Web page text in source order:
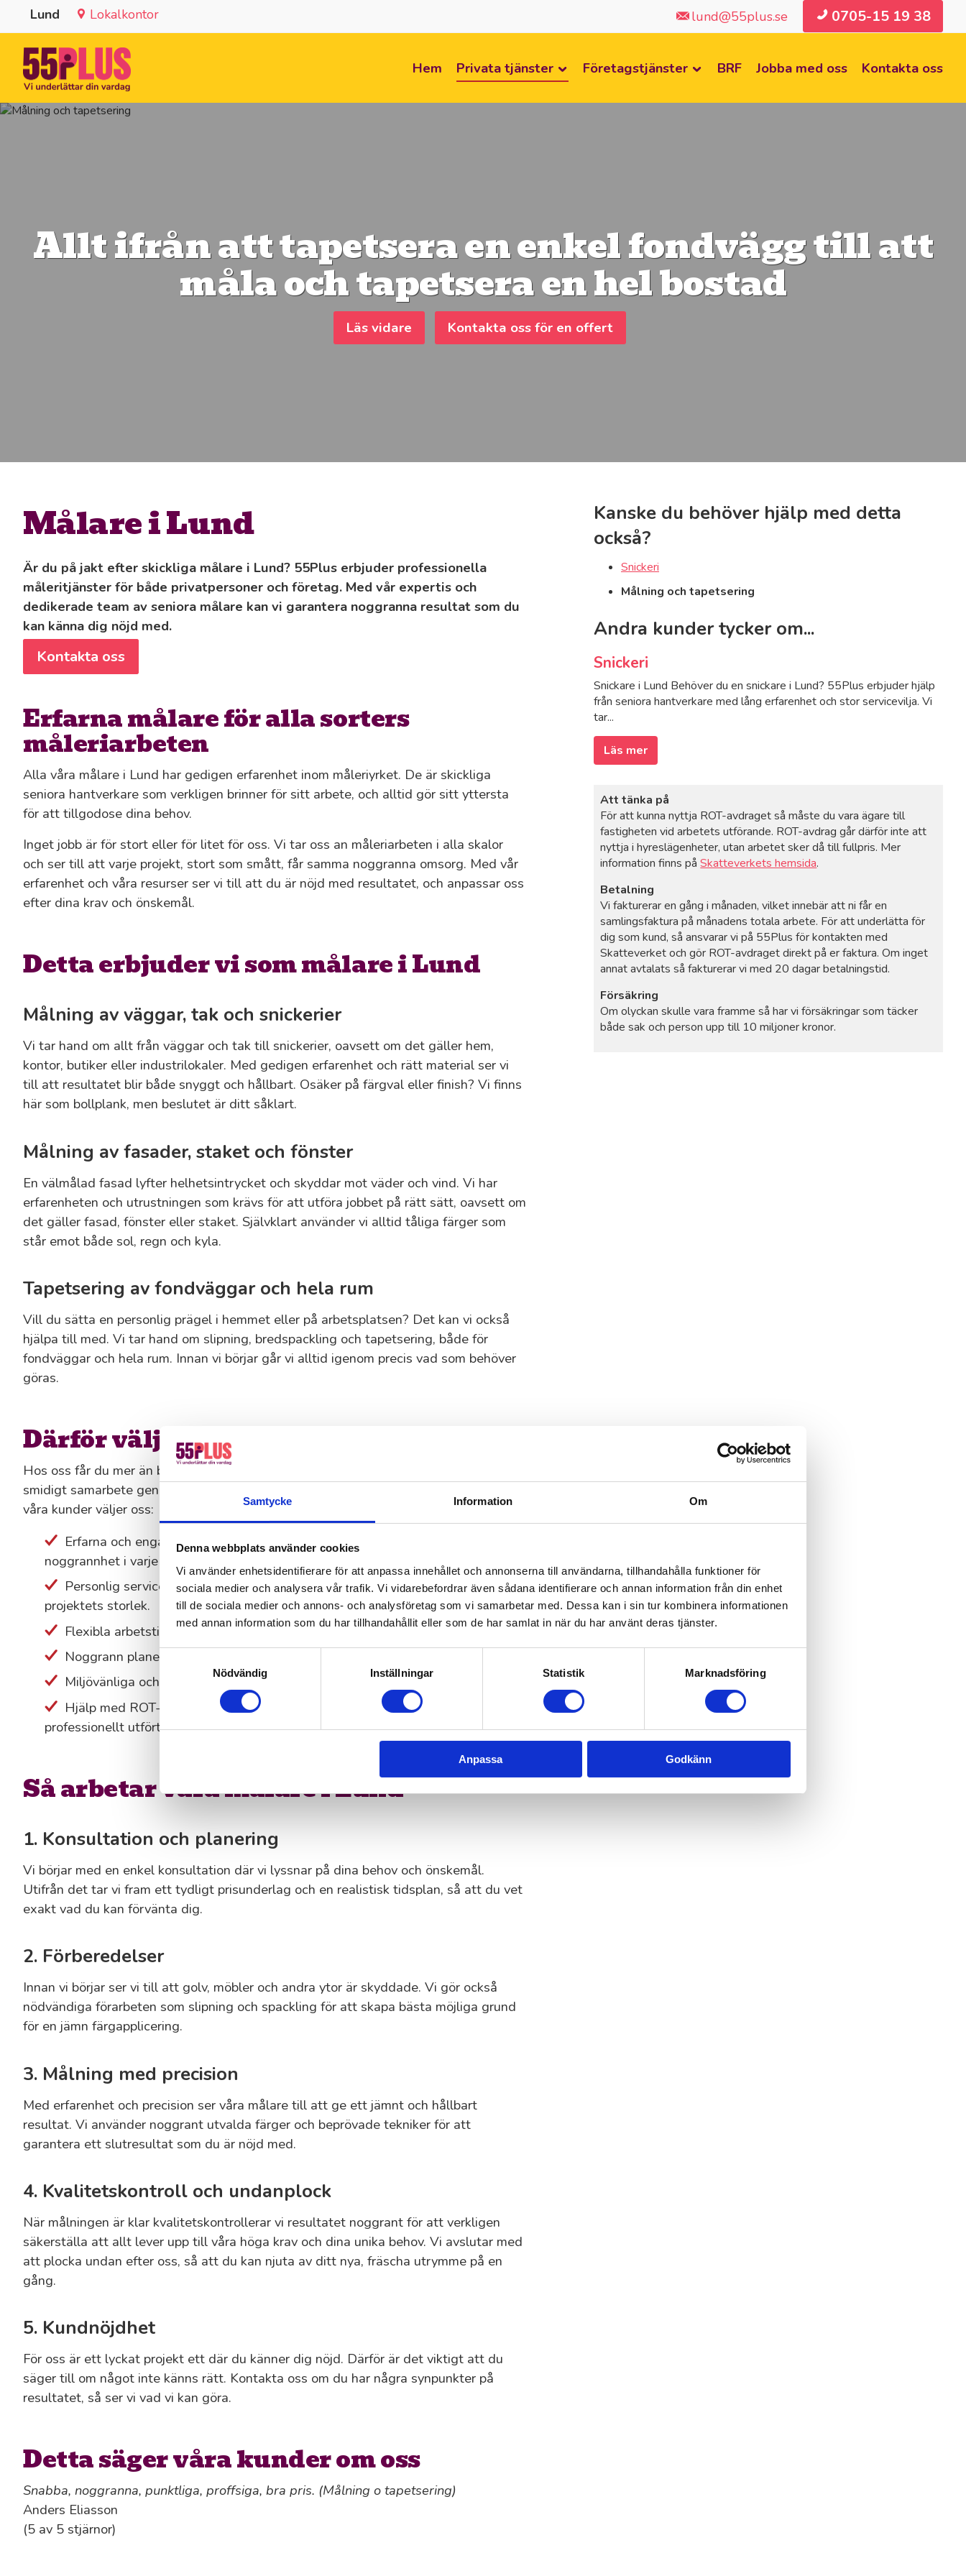
Samtycke Information Om
Denna webbplats använder cookies
Vi använder enhetsidentifierare för att anpassa innehållet och annonserna till användarna, tillhandahålla funktioner för
sociala medier och analysera vår trafik. Vi vidarebefordrar även sådana identifierare och annan information från din enhet
till de sociala medier och annons- och analysföretag som vi samarbetar med. Dessa kan i sin tur kombinera informationen
med annan information som du har tillhandahållit eller som de har samlat in när du har använt deras tjänster.
Samtyckesval
Nödvändig
Inställningar Statistik Marknadsföring
Anpassa Godkänn
Lund Lokalkontor lund@55plus.se 0705-15 19 38
Hem Privata tjänster Företagstjänster BRF Jobba med oss Kontakta oss
Allt ifrån att tapetsera en enkel fondvägg till att
måla och tapetsera en hel bostad
Läs vidare Kontakta oss för en offert
Målare i Lund
Är du på jakt efter skickliga målare i Lund? 55Plus erbjuder professionella
måleritjänster för både privatpersoner och företag. Med vår expertis och
dedikerade team av seniora målare kan vi garantera noggranna resultat som du
kan känna dig nöjd med.
Kontakta oss
Erfarna målare för alla sorters
måleriarbeten
Alla våra målare i Lund har gedigen erfarenhet inom måleriyrket. De är skickliga
seniora hantverkare som verkligen brinner för sitt arbete, och alltid gör sitt yttersta
för att tillgodose dina behov.
Inget jobb är för stort eller för litet för oss. Vi tar oss an måleriarbeten i alla skalor
och ser till att varje projekt, stort som smått, får samma noggranna omsorg. Med vår
erfarenhet och våra resurser ser vi till att du är nöjd med resultatet, och anpassar oss
efter dina krav och önskemål.
Detta erbjuder vi som målare i Lund
Målning av väggar, tak och snickerier
Vi tar hand om allt från väggar och tak till snickerier, oavsett om det gäller hem,
kontor, butiker eller industrilokaler. Med gedigen erfarenhet och rätt material ser vi
till att resultatet blir både snyggt och hållbart. Osäker på färgval eller finish? Vi finns
här som bollplank, men beslutet är ditt såklart.
Målning av fasader, staket och fönster
En välmålad fasad lyfter helhetsintrycket och skyddar mot väder och vind. Vi har
erfarenheten och utrustningen som krävs för att utföra jobbet på rätt sätt, oavsett om
det gäller fasad, fönster eller staket. Självklart använder vi alltid tåliga färger som
står emot både sol, regn och kyla.
Tapetsering av fondväggar och hela rum
Vill du sätta en personlig prägel i hemmet eller på arbetsplatsen? Det kan vi också
hjälpa till med. Vi tar hand om slipning, bredspackling och tapetsering, både för
fondväggar och hela rum. Innan vi börjar går vi alltid igenom precis vad som behöver
göras.
Därför väljer våra kunder 55Plus
Hos oss får du mer än bara skickliga målare – vi erbjuder trygghet, kvalitet och ett
smidigt samarbete genom hela processen. Här är några av anledningarna till varför
våra kunder väljer oss:
Erfarna och engagerade seniora hantverkare med gedigen kunskap och
noggrannhet i varje detalj.
Personlig service och lösningar anpassade efter dina behov, oavsett
projektets storlek.
Flexibla arbetstider för att störa din vardag så lite som möjligt.
Noggrann planering och effektivt genomförande, så att arbetet flyter smidigt.
Miljövänliga och hållbara materialval för ett långsiktigt och hållbart resultat.
Hjälp med ROT-avdrag, så att ditt måleriprojekt blir både prisvärd och
professionellt utfört.
Så arbetar våra målare i Lund
1. Konsultation och planering
Vi börjar med en enkel konsultation där vi lyssnar på dina behov och önskemål.
Utifrån det tar vi fram ett tydligt prisunderlag och en realistisk tidsplan, så att du vet
exakt vad du kan förvänta dig.
2. Förberedelser
Innan vi börjar ser vi till att golv, möbler och andra ytor är skyddade. Vi gör också
nödvändiga förarbeten som slipning och spackling för att skapa bästa möjliga grund
för en jämn färgapplicering.
3. Målning med precision
Med erfarenhet och precision ser våra målare till att ge ett jämnt och hållbart
resultat. Vi använder noggrant utvalda färger och beprövade tekniker för att
garantera ett slutresultat som du är nöjd med.
4. Kvalitetskontroll och undanplock
När målningen är klar kvalitetskontrollerar vi resultatet noggrant för att verkligen
säkerställa att allt lever upp till våra höga krav och dina unika behov. Vi avslutar med
att plocka undan efter oss, så att du kan njuta av ditt nya, fräscha utrymme på en
gång.
5. Kundnöjdhet
För oss är ett lyckat projekt ett där du känner dig nöjd. Därför är det viktigt att du
säger till om något inte känns rätt. Kontakta oss om du har några synpunkter på
resultatet, så ser vi vad vi kan göra.
Detta säger våra kunder om oss
Snabba, noggranna, punktliga, proffsiga, bra pris. (Målning o tapetsering)
Anders Eliasson
(5 av 5 stjärnor)
Kanske du behöver hjälp med detta
också?
Snickeri
Målning och tapetsering
Andra kunder tycker om...
Snickeri
Snickare i Lund Behöver du en snickare i Lund? 55Plus erbjuder hjälp
från seniora hantverkare med lång erfarenhet och stor servicevilja. Vi
tar...
Läs mer
Att tänka på
För att kunna nyttja ROT-avdraget så måste du vara ägare till
fastigheten vid arbetets utförande. ROT-avdrag går därför inte att
nyttja i hyreslägenheter, utan arbetet sker då till fullpris. Mer
information finns påSkatteverkets hemsida.
Betalning
Vi fakturerar en gång i månaden, vilket innebär att ni får en
samlingsfaktura på månadens totala arbete. För att underlätta för
dig som kund, så ansvarar vi på 55Plus för kontakten med
Skatteverket och gör ROT-avdraget direkt på er faktura. Om inget
annat avtalats så fakturerar vi med 20 dagar betalningstid.
Försäkring
Om olyckan skulle vara framme så har vi försäkringar som täcker
både sak och person upp till 10 miljoner kronor.